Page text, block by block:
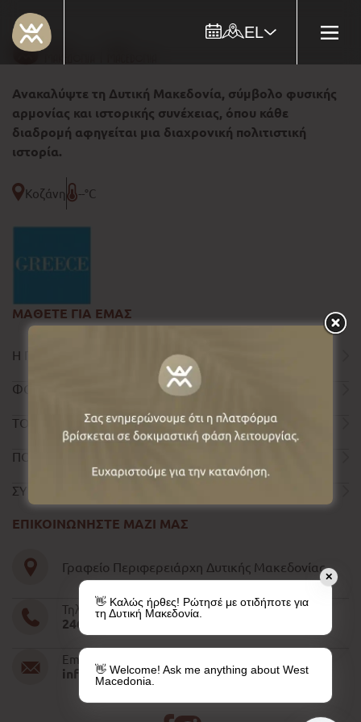
EL
Ανακαλύψτε τη Δυτική Μακεδονία, σύμβολο φυσικής
αρμονίας και ιστορικής συνέχειας, όπου κάθε
διαδρομή αφηγείται μια διαχρονική πολιτιστική
ιστορία.
Κοζάνη --°C
ΜΑΘΕΤΕ ΓΙΑ ΕΜΑΣ
Η ΠΕΡΙΦΕΡΕΙΑ
ΦΟΡΜΑ ΕΠΙΚΟΙΝΩΝΙΑΣ
ΤΟΥΡΙΣΤΙΚΟΣ ΟΔΗΓΟΣ
ΠΟΛΙΤΙΚΗ ΑΠΟΡΡΗΤΟΥ
ΣΥΝΤΕΛΕΣΤΕΣ
ΕΠΙΚΟΙΝΩΝΗΣΤΕ ΜΑΖΙ ΜΑΣ
Γραφείο Περιφερειάρχη Δυτικής Μακεδονίας
Τηλέφωνο
2461052610-11-15
Email
info@pdm.gov.gr
✕
👋 Καλώς ήρθες! Ρώτησέ με οτιδήποτε για
τη Δυτική Μακεδονία.
👋 Welcome! Ask me anything about West
Macedonia.